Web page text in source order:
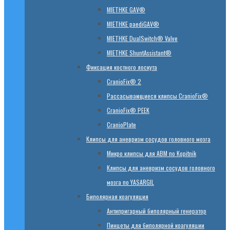
MIETHKE GAV®
MIETHKE paediGAV®
MIETHKE DualSwitch® Valve
MIETHKE ShuntAssistant®
Фиксация костного лоскута
CranioFix® 2
Рассасывающиеся клипсы CranioFix®
CranioFix® PEEK
CranioPlate
Клипсы для аневризм сосудов головного мозга
Микро клипсы для АВМ по Kopitnik
Клипсы для аневризм сосудов головного
мозга по YASARGIL
Биполярная коагуляция
Антипригарный биполярный генератор
Пинцеты для биполярной коагуляции